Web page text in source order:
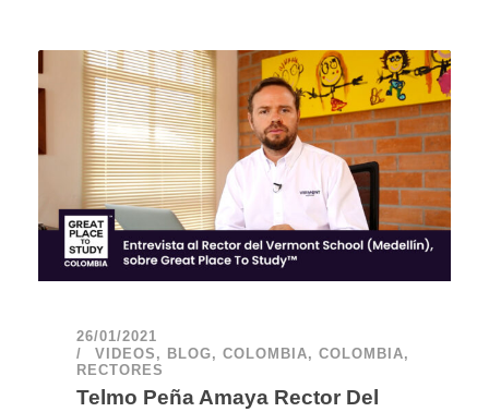
26/01/2021
VIDEOS , BLOG, COLOMBIA, COLOMBIA,
RECTORES
Telmo Peña Amaya Rector Del